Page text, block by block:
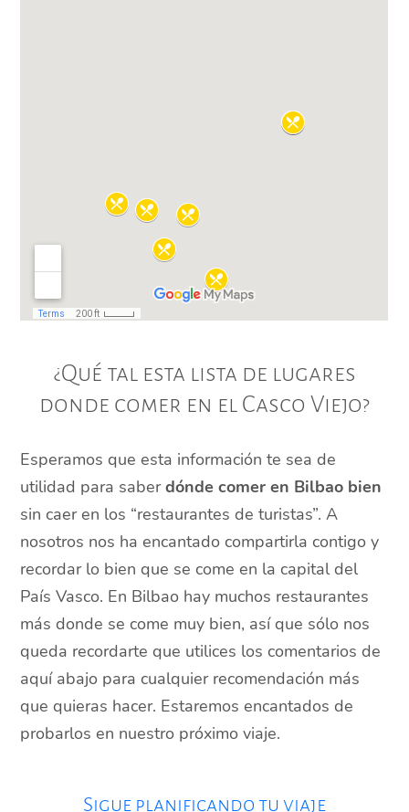
¿Qué tal esta lista de lugares
donde comer en el Casco Viejo?
Esperamos que esta información te sea de
utilidad para saberdónde comer en Bilbao bien
sin caer en los “restaurantes de turistas”. A
nosotros nos ha encantado compartirla contigo y
recordar lo bien que se come en la capital del
País Vasco. En Bilbao hay muchos restaurantes
más donde se come muy bien, así que sólo nos
queda recordarte que utilices los comentarios de
aquí abajo para cualquier recomendación más
que quieras hacer. Estaremos encantados de
probarlos en nuestro próximo viaje.
Sigue planificando tu viaje